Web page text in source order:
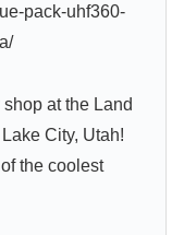
pack-uhf360-
at the Land
City, Utah!
the coolest